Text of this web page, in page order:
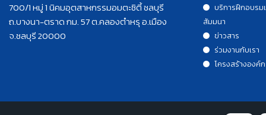
700/1 หมู่ 1 นิคมอุตสาหกรรมอมตะซิตี้ ชลบุรี
ถ.บางนา-ตราด กม. 57 ต.คลองตำหรุ อ.เมือง
จ.ชลบุรี 20000
บริการฝึกอบรม
สัมมนา
ข่าวสาร
ร่วมงานกับเรา
โครงสร้างองค์